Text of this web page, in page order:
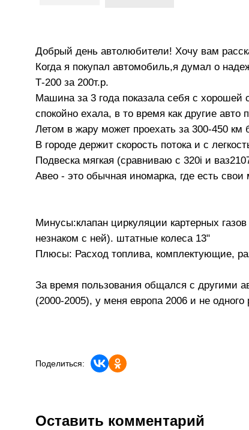
Добрый день автолюбители! Хочу вам
Когда я покупал автомобиль,я думал о
Т-200 за 200т.р.
Машина за 3 года показала себя с хорошей
спокойно ехала, в то время как другие
Летом в жару может проехать за 300-450 км
В городе держит скорость потока и с
Подвеска мягкая (сравниваю с 320i и
Авео - это обычная иномарка, где есть
Минусы:клапан циркуляции картерных
незнаком с ней). штатные колеса 13"
Плюсы: Расход топлива, комплектующие,
За время пользования общался с другими
(2000-2005), у меня европа 2006 и не одного
Поделиться:
Оставить комментарий